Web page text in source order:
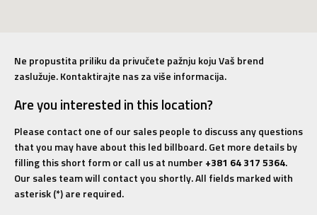
Ne propustita priliku da privučete pažnju koju Vaš brend
zaslužuje. Kontaktirajte nas za više informacija.
Are you interested in this location?
Please contact one of our sales people to discuss any questions
that you may have about this led billboard. Get more details by
filling this short form or call us at number +381 64 317 5364.
Our sales team will contact you shortly. All fields marked with
asterisk (*) are required.